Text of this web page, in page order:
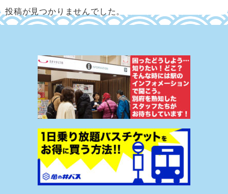
投稿が見つかりませんでした。